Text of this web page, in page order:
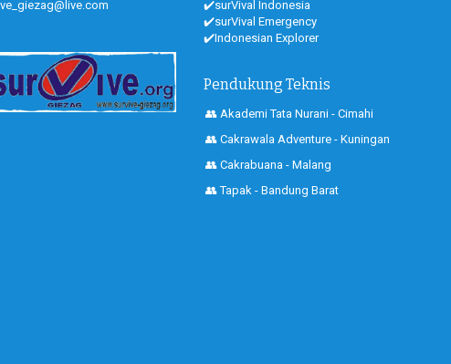
✔️surVival Indonesia
✔️surVival Emergency
✔️Indonesian Explorer
Pendukung Teknis
👥 Akademi Tata Nurani - Cimahi
👥 Cakrawala Adventure - Kuningan
👥 Cakrabuana - Malang
👥 Tapak - Bandung Barat